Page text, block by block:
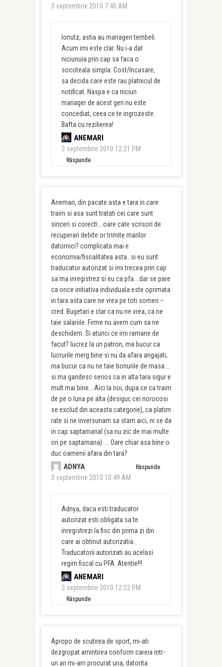
3 septembrie 2010 7:40 AM
Ionutz, astia au manageri tembeli.
Acum imi este clar. Nu i-a dat
niciunuia prin cap sa faca o
socoteala simpla: Cost/Incasare,
sa decida care este rau platnicul de
notificat. Naspa e ca niciun
manager de acest gen nu este
concediat, ceea ce te ingrozeste.
Bafta cu rezilierea!
ANEMARI
3 septembrie 2010 12:21 PM
Răspunde
Anemari, din pacate asta e tara in care
traim si asa sunt tratati cei care sunt
sinceri si corecti….oare cate scrisori de
recuperari debite or trimite marilor
datornici? complicata mai e
economia/fiscalitatea asta…si eu sunt
traducator autorizat si imi trecea prin cap
sa ma inregistrez si eu ca pfa….dar se pare
ca orice initiativa individuala este oprimata
in tara asta care ne vrea pe toti someri –
cred. Bugetari e clar ca nu ne vrea, ca ne
taie salariile. Firme nu avem cum sa ne
deschidem. Si atunci ce imi ramane de
facut? lucrez la un patron, ma bucur ca
lucrurile merg bine si nu da afara angajati,
ma bucur ca nu ne taie bonurile de masa …
si ma gandesc serios ca in alta tara sigur e
mult mai bine….Aici la noi, dupa ce ca traim
de pe o luna pe alta (desigur, cei norocosi
se exclud din aceasta categorie), ca platim
rate si ne inversunam sa stam aici, ni se da
in cap saptamanal (sa nu zic de mai multe
ori pe saptamana) …. Oare chiar asa bine o
duc oamenii afara din tara?
ADNYA
3 septembrie 2010 10:49 AM
Răspunde
Adnya, daca esti traducator
autorizat esti obligata sa te
inregistrezi la fisc din prima zi din
care ai obtinut autorizatia.
Traducatorii autorizati au acelasi
regim fiscal cu PFA. Atentie!!!
ANEMARI
3 septembrie 2010 12:22 PM
Răspunde
Apropo de scutirea de sport, mi-ati
dezgropat amintirea conform careia intr-
un an mi-am procurat una, datorita